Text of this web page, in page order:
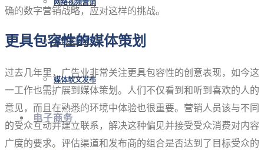
网络视频营销
营销文案研究
媒体软文发布
电子商务
确的数字营销战略，应对这样的挑战。
更具包容性的媒体策划
过去几年里，广告业非常关注更具包容性的创意表现，如今这
一工作也需扩展到媒体策划。人们不仅看到和听到喜欢的人的
意见，而且在熟悉的环境中体验也很重要。营销人员该与不同
的受众互动并建立联系，解决这种偏见并接受受众消费对内容
广度的要求。评估渠道和发布商的组合是否达到了目标受众的